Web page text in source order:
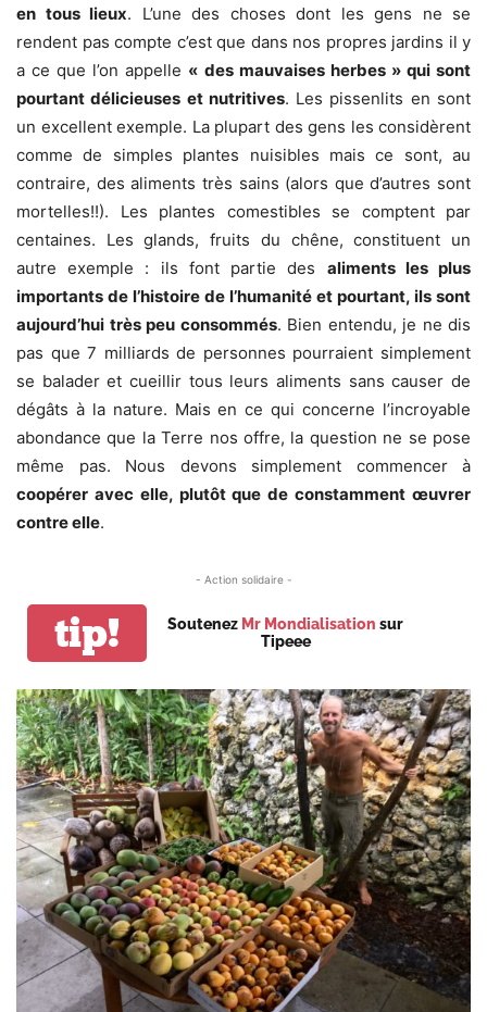
en tous lieux. L’une des choses dont les gens ne se
rendent pas compte c’est que dans nos propres jardins il y
a ce que l’on appelle « des mauvaises herbes » qui sont
pourtant délicieuses et nutritives. Les pissenlits en sont
un excellent exemple. La plupart des gens les considèrent
comme de simples plantes nuisibles mais ce sont, au
contraire, des aliments très sains (alors que d’autres sont
mortelles!!). Les plantes comestibles se comptent par
centaines. Les glands, fruits du chêne, constituent un
autre exemple : ils font partie des aliments les plus
importants de l’histoire de l’humanité et pourtant, ils sont
aujourd’hui très peu consommés. Bien entendu, je ne dis
pas que 7 milliards de personnes pourraient simplement
se balader et cueillir tous leurs aliments sans causer de
dégâts à la nature. Mais en ce qui concerne l’incroyable
abondance que la Terre nos offre, la question ne se pose
même pas. Nous devons simplement commencer à
coopérer avec elle, plutôt que de constamment œuvrer
contre elle.
- Action solidaire -
tip! Soutenez Mr Mondialisation sur
Tipeee